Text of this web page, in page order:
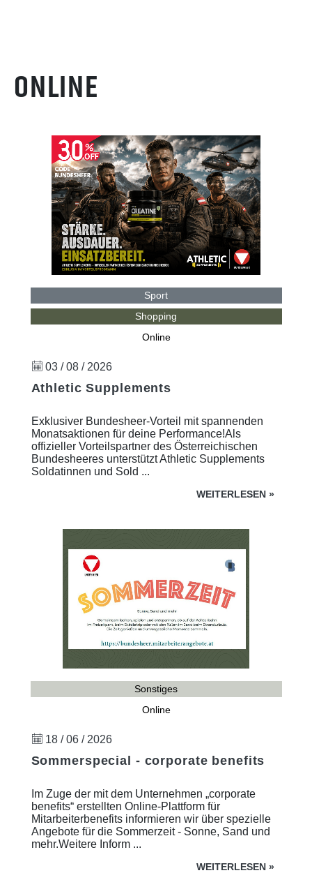
ONLINE
Sport
Shopping
Online
03 / 08 / 2026
Athletic Supplements
Exklusiver Bundesheer-Vorteil mit spannenden
Monatsaktionen für deine Performance!Als
offizieller Vorteilspartner des Österreichischen
Bundesheeres unterstützt Athletic Supplements
Soldatinnen und Sold ...
WEITERLESEN »
Sonstiges
Online
18 / 06 / 2026
Sommerspecial - corporate benefits
Im Zuge der mit dem Unternehmen „corporate
benefits“ erstellten Online-Plattform für
Mitarbeiterbenefits informieren wir über spezielle
Angebote für die Sommerzeit - Sonne, Sand und
mehr.Weitere Inform ...
WEITERLESEN »